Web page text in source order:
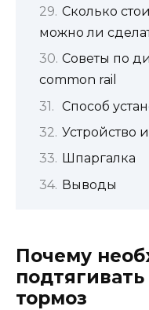
Сколько
можно ли
Советы по
common rail
Способ
Устройство
Шпаргалка
Выводы
Почему
тормоз